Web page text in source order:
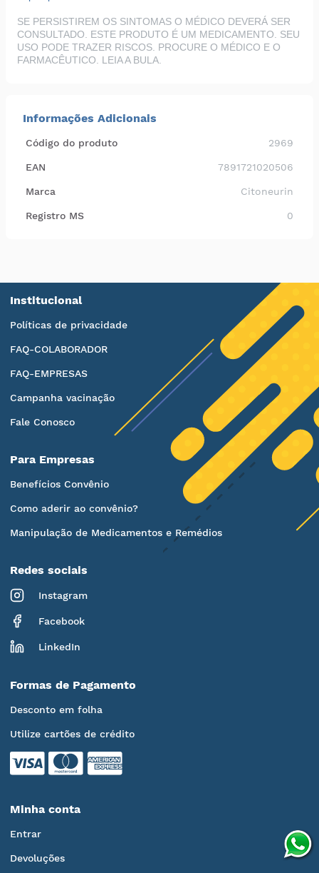
SE PERSISTIREM OS SINTOMAS O MÉDICO DEVERÁ SER
CONSULTADO. ESTE PRODUTO É UM MEDICAMENTO. SEU
USO PODE TRAZER RISCOS. PROCURE O MÉDICO E O
FARMACÊUTICO. LEIA A BULA.
Informações Adicionais
Código do produto 2969
EAN 7891721020506
Marca Citoneurin
Registro MS 0
Institucional
Políticas de privacidade
FAQ-COLABORADOR
FAQ-EMPRESAS
Campanha vacinação
Fale Conosco
Para Empresas
Benefícios Convênio
Como aderir ao convênio?
Manipulação de Medicamentos e Remédios
Redes sociais
Instagram
Facebook
LinkedIn
Formas de Pagamento
Desconto em folha
Utilize cartões de crédito
Minha conta
Entrar
Devoluções